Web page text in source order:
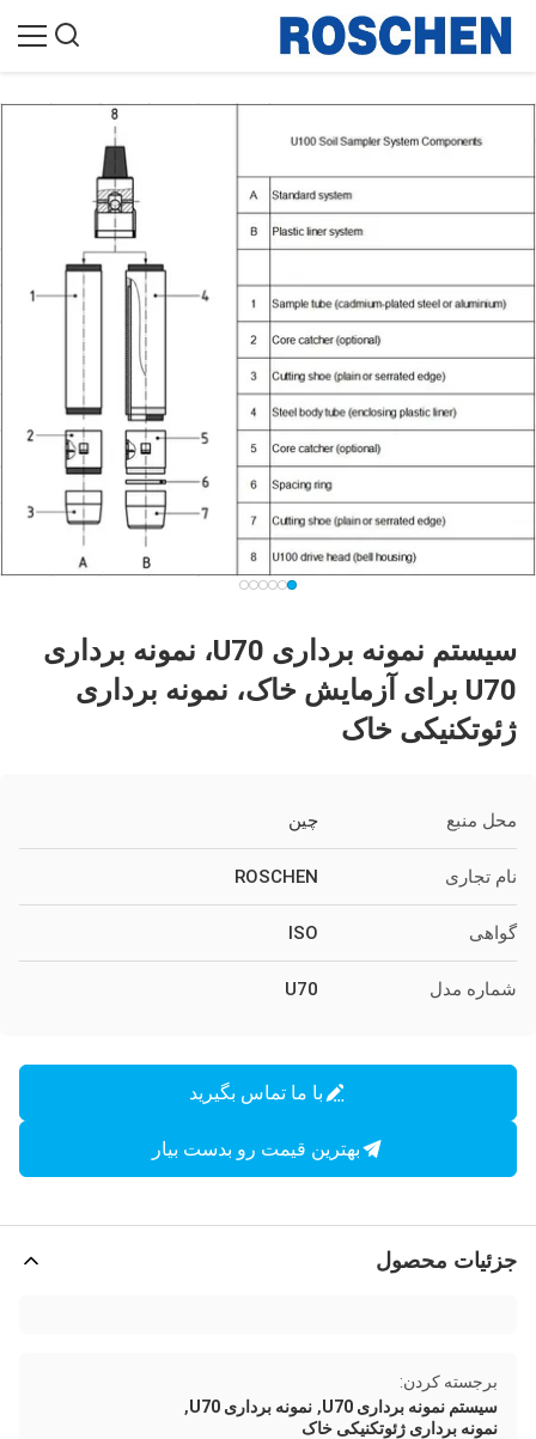
سیستم نمونه برداری U70، نمونه برداری
U70 برای آزمایش خاک، نمونه برداری
ژئوتکنیکی خاک
محل منبع چین
نام تجاری ROSCHEN
گواهی ISO
شماره مدل U70
با ما تماس بگیرید
بهترین قیمت رو بدست بیار
جزئیات محصول
برجسته کردن:
سیستم نمونه برداری U70
, نمونه برداری U70 ,
نمونه برداری ژئوتکنیکی خاک